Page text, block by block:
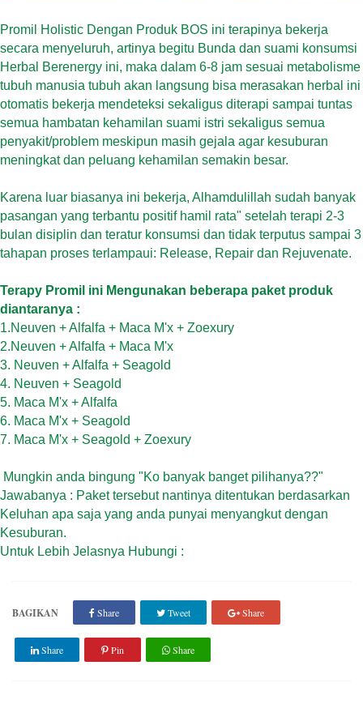
Promil Holistic Dengan Produk BOS ini terapinya bekerja
secara menyeluruh, artinya begitu Bunda dan suami konsumsi
Herbal Berenergy ini, maka dalam 6-8 jam sesuai metabolisme
tubuh manusia tubuh akan langsung bisa merasakan herbal ini
otomatis bekerja mendeteksi sekaligus diterapi sampai tuntas
semua hambatan kehamilan suami istri sekaligus semua
penyakit/problem meskipun masih gejala agar kesuburan
meningkat dan peluang kehamilan semakin besar.
Karena luar biasanya ini bekerja, Alhamdulillah sudah banyak
pasangan yang terbantu positif hamil rata" setelah terapi 2-3
bulan disiplin dan teratur konsumsi dan tidak terputus sampai 3
tahapan proses terlampaui: Release, Repair dan Rejuvenate.
Terapy Promil ini Mengunakan beberapa paket produk
diantaranya :
1.Neuven + Alfalfa + Maca M'x + Zoexury
2.Neuven + Alfalfa + Maca M'x
3. Neuven + Alfalfa + Seagold
4. Neuven + Seagold
5. Maca M'x + Alfalfa
6. Maca M'x + Seagold
7. Maca M'x + Seagold + Zoexury
Mungkin anda bingung "Ko banyak banget pilihanya??"
Jawabanya : Paket tersebut nantinya ditentukan berdasarkan
Keluhan apa saja yang anda punyai menyangkut dengan
Kesuburan.
Untuk Lebih Jelasnya Hubungi :
BAGIKAN Share Tweet Share
Share Pin Share